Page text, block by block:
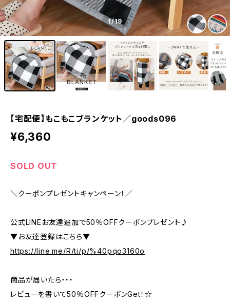
1/19
【宅配便】もこもこブランケット／goods096
¥6,360
SOLD OUT
＼クーポンプレゼントキャンペーン！／
公式LINEお友達追加で50％OFFクーポンプレゼント♪
▼お友達登録はこちら▼
https://line.me/R/ti/p/%40pqo3160o
商品が届いたら・・・
レビューを書いて50％OFFクーポンGet！☆